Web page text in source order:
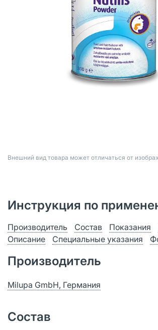
Bнешний вид товара может отличаться от
Инструкция по
Производитель Состав Показания
Описание
Специальные указания
Производитель
Milupa GmbH, Германия
Состав